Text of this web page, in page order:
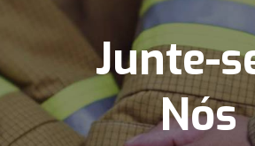
Junte-
Nós